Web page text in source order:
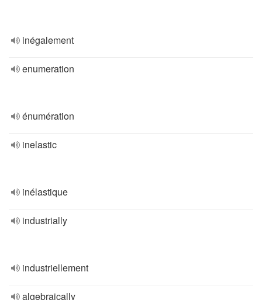
inégalement
enumeration
énumération
inelastic
inélastique
industrially
industriellement
algebraically